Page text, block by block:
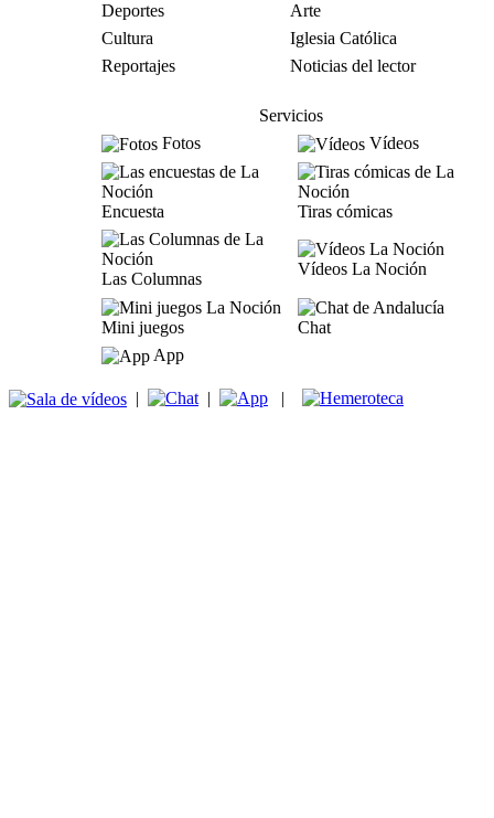
Deportes
Arte
Cultura
Iglesia Católica
Reportajes
Noticias del lector
Servicios
Fotos
Vídeos
Encuesta Tiras cómicas
Las Columnas
Vídeos La Noción
Mini juegos
Chat
App
| | |